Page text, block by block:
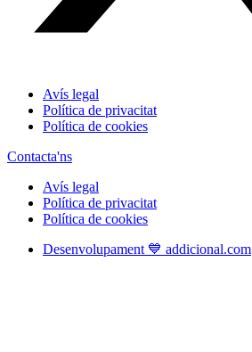
Avís legal
Política de privacitat
Política de cookies
Contacta'ns
Avís legal
Política de privacitat
Política de cookies
Desenvolupament 💙 addicional.com